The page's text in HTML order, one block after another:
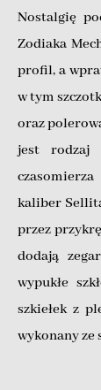
Nostalgię
Zodiaka
profil, a
w tym
oraz
jest rodzaj
kaliber
przez
dodają
wypukłe
szkiełek z
wykonany ze